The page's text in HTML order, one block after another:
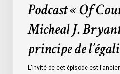
l’égalité
parties
Podcast « Of
Micheal J.
principe de
L'invité de cet épisode est